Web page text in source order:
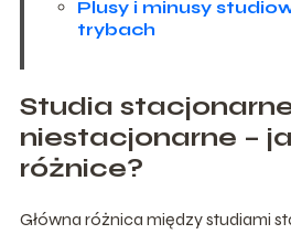
Plusy i minusy
trybach
Studia
niestacjonarne –
różnice?
Główna różnica między studiami